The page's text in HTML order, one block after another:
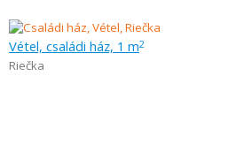
Vétel, családi ház, 1 m2
Riečka